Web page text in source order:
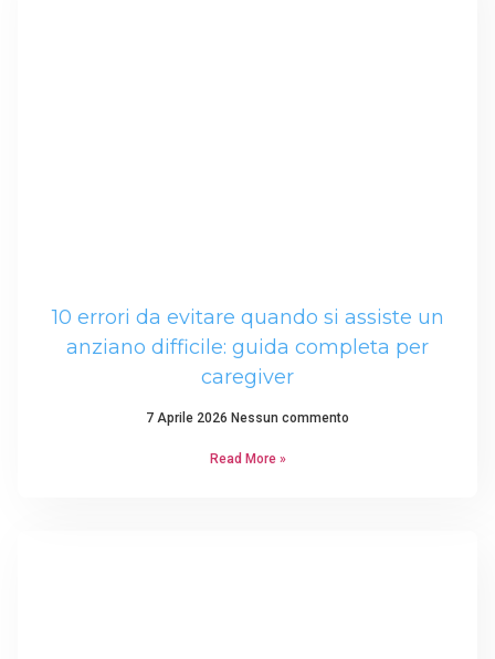
10 errori da evitare quando si assiste un
anziano difficile: guida completa per
caregiver
7 Aprile 2026 Nessun commento
Read More »